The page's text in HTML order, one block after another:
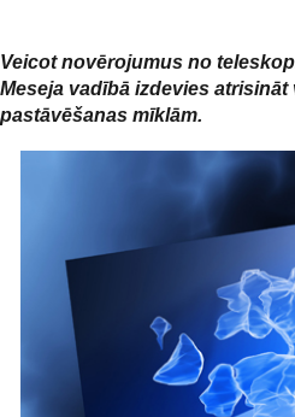
Veicot novērojumus no
Meseja vadībā izdevies
pastāvēšanas mīklām.